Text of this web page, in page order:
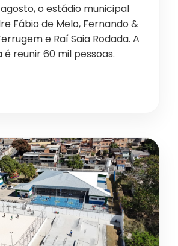
o estádio municipal
Fábio de Melo, Fernando &
e Raí Saia Rodada. A
reunir 60 mil pessoas.